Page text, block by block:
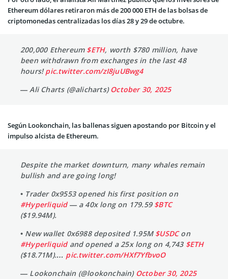
Ethereum dólares retiraron más de 200 000 ETH de las bolsas de
criptomonedas centralizadas los días 28 y 29 de octubre.
200,000 Ethereum $ETH, worth $780 million, have
been withdrawn from exchanges in the last 48
hours!pic.twitter.com/zI8juUBwg4
— Ali Charts (@alicharts)October 30, 2025
Según Lookonchain, las ballenas siguen apostando por Bitcoin y el
impulso alcista de Ethereum.
Despite the market downturn, many whales remain
bullish and are going long!
• Trader 0x9553 opened his first position on
#Hyperliquid— a 40x long on 179.59 $BTC
($19.94M).
• New wallet 0x6988 deposited 1.95M $USDCon
#Hyperliquidand opened a 25x long on 4,743 $ETH
($18.71M).… pic.twitter.com/HXf7YfbvoO
— Lookonchain (@lookonchain) October 30, 2025